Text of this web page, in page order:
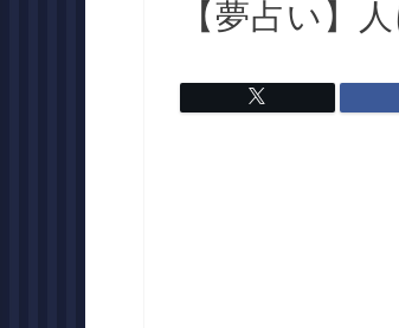
【夢占い】